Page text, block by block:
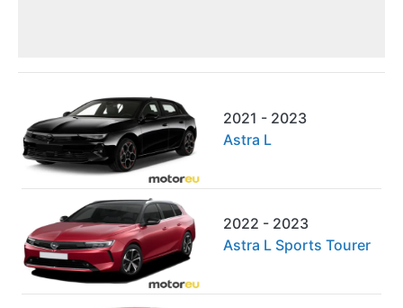
2021 - 2023
Astra L
2022 - 2023
Astra L Sports Tourer